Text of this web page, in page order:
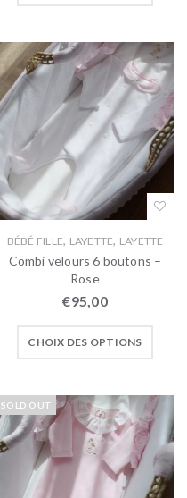
BÉBÉ FILLE, LAYETTE, LAYETTE
Combi velours 6 boutons –
Rose
€95,00
CHOIX DES OPTIONS
SOLD OUT